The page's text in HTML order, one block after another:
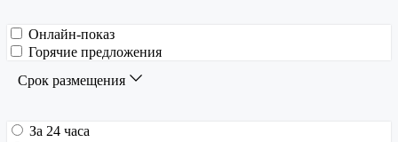
Онлайн-показ
Горячие предложения
Срок размещения
За 24 часа